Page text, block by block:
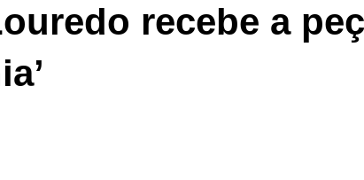
recebe a